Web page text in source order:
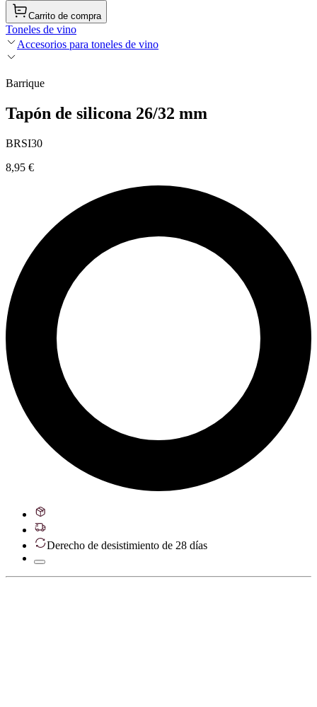
Carrito de compra
Toneles de vino
Accesorios para toneles de vino
Barrique
Tapón de silicona 26/32 mm
BRSI30
8,95 €
Derecho de desistimiento de 28 días